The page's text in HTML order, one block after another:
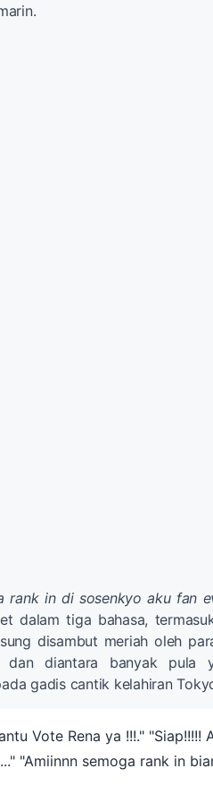
rank in di sosenkyo aku fan
dalam tiga bahasa,
disambut meriah oleh
dan diantara banyak pula
gadis cantik kelahiran
Vote Rena ya !!!." "Siap!!!!!
"Amiinnn semoga rank in